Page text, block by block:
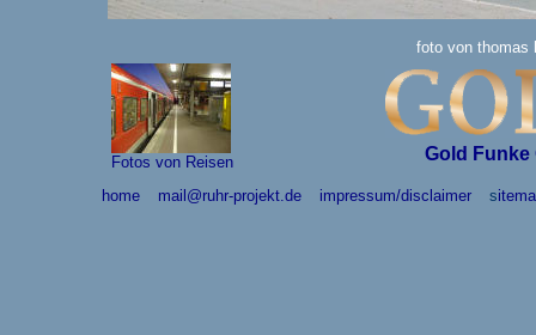
foto von thomas
Fotos von Reisen Gold Funke
home mail@ruhr-projekt.de impressum/disclaimer s